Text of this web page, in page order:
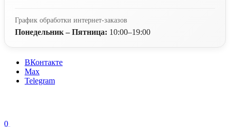
График обработки интернет-заказов
Понедельник – Пятница: 10:00–19:00
ВКонтакте
Max
Telegram
0